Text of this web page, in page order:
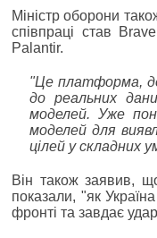
Міністр оборони
співпраці став
Palantir.
"Це платформа,
до реальних
моделей. Уже
моделей для
цілей у складних
Він також заявив,
показали, "як
фронті та завдає